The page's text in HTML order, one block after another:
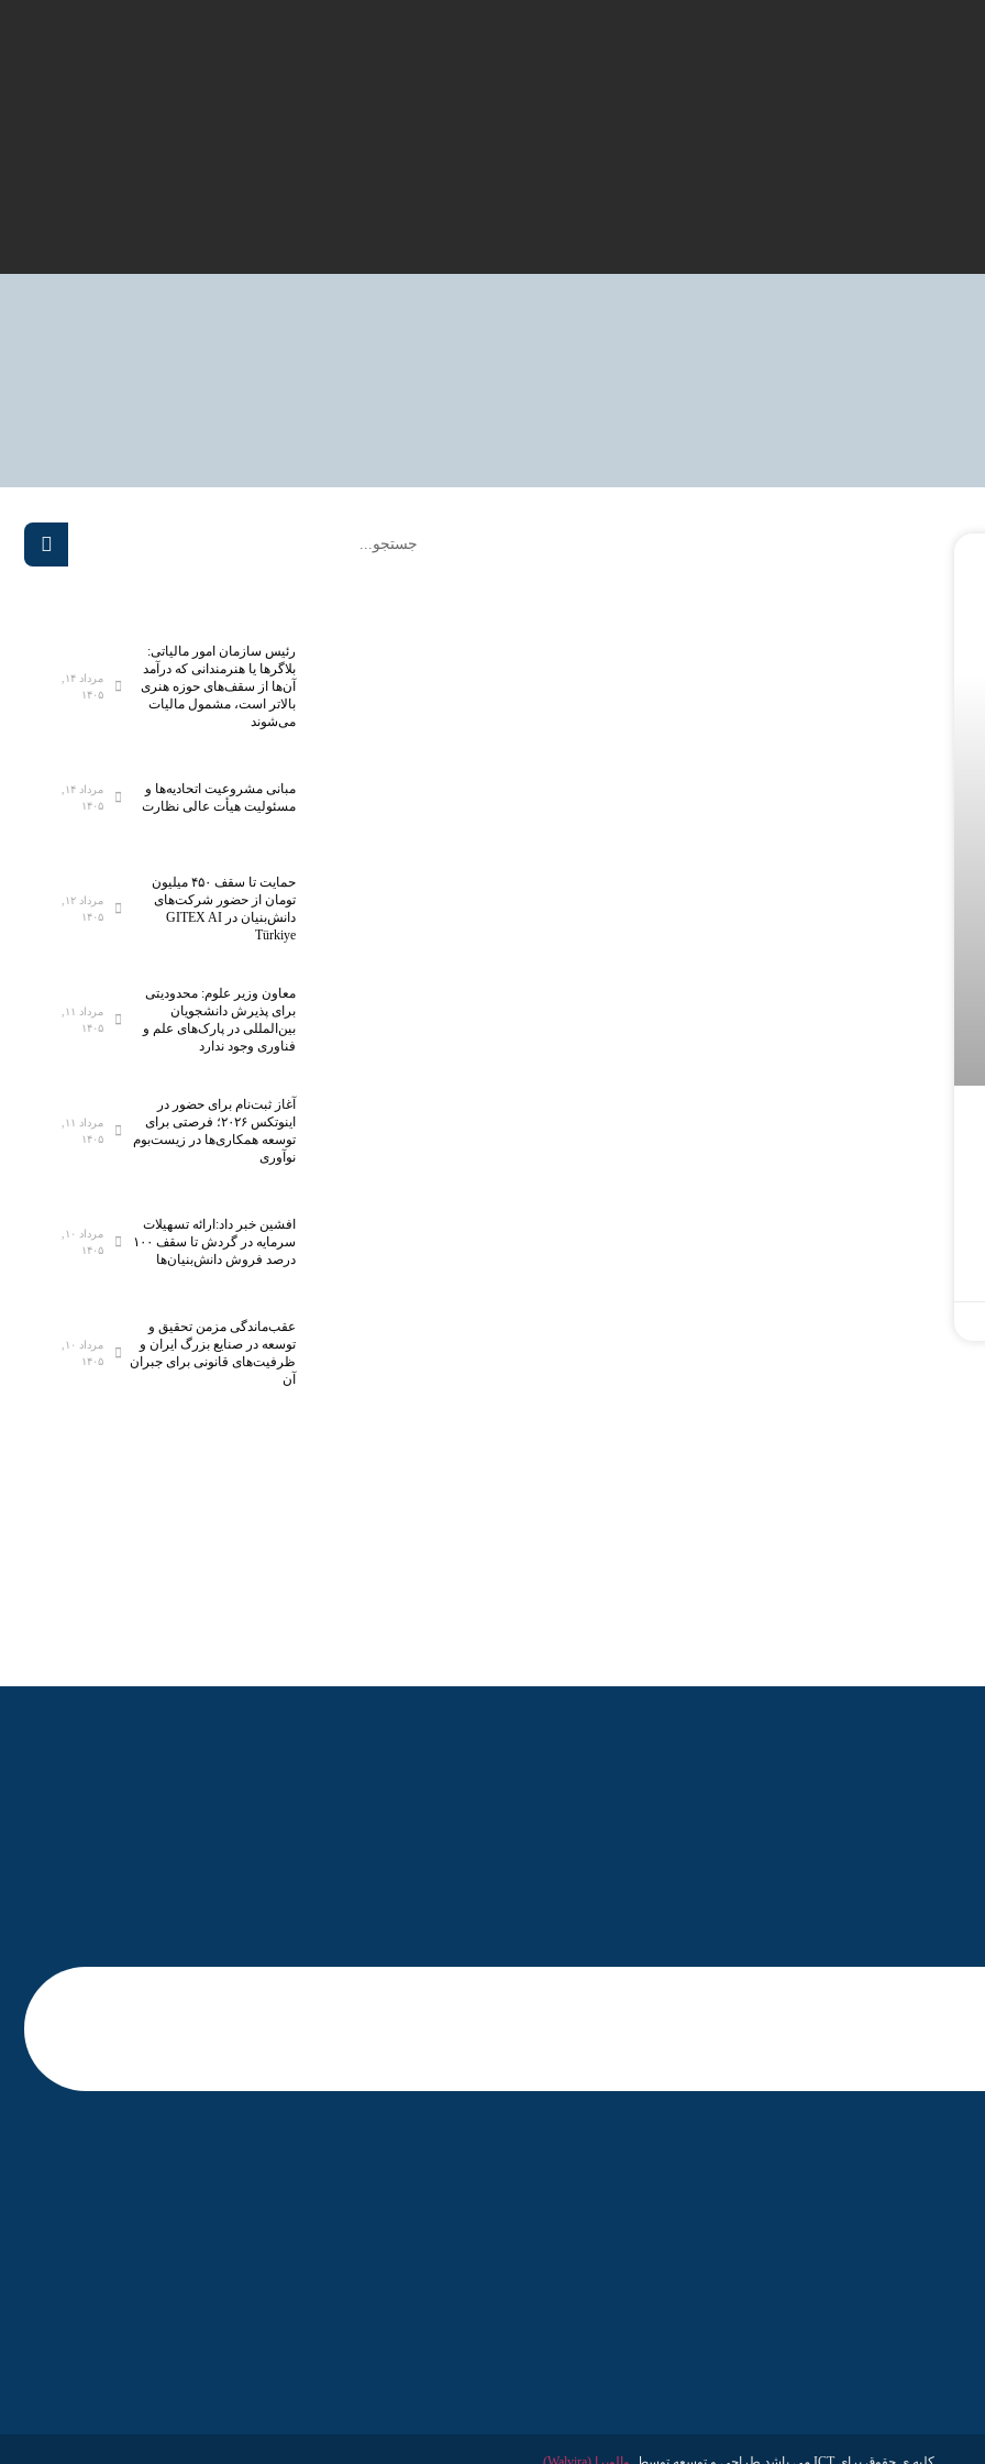
رئیس سازمان امور مالیاتی:
بلاگر‌ها یا هنرمندانی که درآمد
آن‌ها از سقف‌های حوزه هنری
بالاتر است، مشمول مالیات
می‌شوند
۱۴۰۵
مبانی مشروعیت اتحادیه‌ها و
مسئولیت هیأت عالی نظارت
۱۴۰۵
حمایت تا سقف ۴۵۰ میلیون
تومان از حضور شرکت‌های
دانش‌بنیان در GITEX AI
Türkiye
۱۴۰۵
معاون وزیر علوم: محدودیتی
برای پذیرش دانشجویان
بین‌المللی در پارک‌های علم و
فناوری وجود ندارد
۱۴۰۵
آغاز ثبت‌نام برای حضور در
اینوتکس ۲۰۲۶؛ فرصتی برای
توسعه همکاری‌ها در زیست‌بوم
نوآوری
۱۴۰۵
افشین خبر داد:ارائه تسهیلات
سرمایه در گردش تا سقف ۱۰۰
درصد فروش دانش‌بنیان‌ها
۱۴۰۵
عقب‌ماندگی مزمن تحقیق و
توسعه در صنایع بزرگ ایران و
ظرفیت‌های قانونی برای جبران
آن
۱۴۰۵